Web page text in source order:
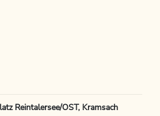
Reintalersee/OST, Kramsach